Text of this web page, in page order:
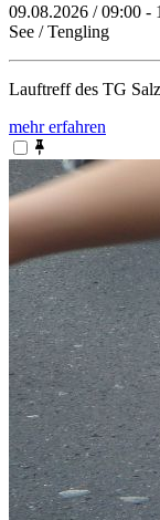
09.08.2026 / 09:00 -
See / Tengling
Lauftreff des TG
mehr erfahren